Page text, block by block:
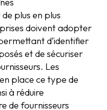
plus en plus
doivent adopter
d’identifier
et de sécuriser
Les
place ce type de
à réduire
de fournisseurs